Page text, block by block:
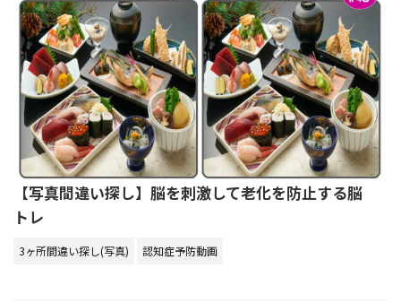
【写真間違い探し】脳を刺激して老化を防止する脳
トレ
3ヶ所間違い探し(写真) 認知症予防動画